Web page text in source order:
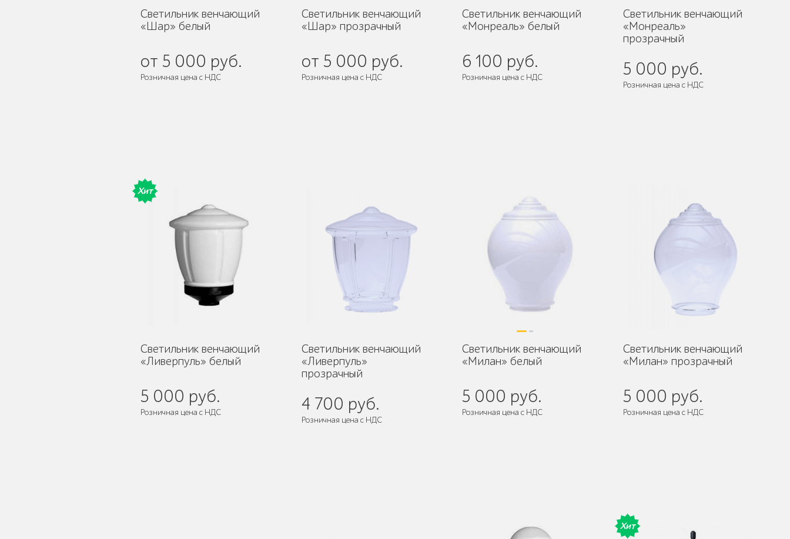
Светильник венчающий
«Шар» белый
от 5 000 руб.
Розничная цена с НДС
Светильник венчающий
«Шар» прозрачный
от 5 000 руб.
Розничная цена с НДС
Светильник венчающий
«Монреаль» белый
6 100 руб.
Розничная цена с НДС
Светильник венчающий
«Монреаль»
прозрачный
5 000 руб.
Розничная цена с НДС
Хит
Светильник венчающий
«Ливерпуль» белый
5 000 руб.
Розничная цена с НДС
Светильник венчающий
«Ливерпуль»
прозрачный
4 700 руб.
Розничная цена с НДС
Светильник венчающий
«Милан» белый
5 000 руб.
Розничная цена с НДС
Светильник венчающий
«Милан» прозрачный
5 000 руб.
Розничная цена с НДС
Хит